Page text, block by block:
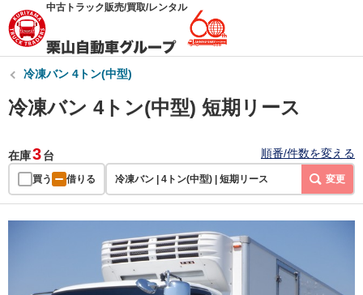
中古トラック販売/買取/レンタル
冷凍バン 4トン(中型)
冷凍バン 4トン(中型) 短期リース
在庫3台 順番/件数を変える
買う 借りる 冷凍バン | 4トン(中型) | 短期リース 変更